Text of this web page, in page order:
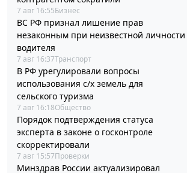
7 авг 16:55Бизнес
ВС РФ признал лишение прав
незаконным при неизвестной личности
водителя
7 авг 16:37Транспорт
В РФ урегулировали вопросы
использования с/х земель для
сельского туризма
7 авг 16:18Общество
Порядок подтверждения статуса
эксперта в законе о госконтроле
скорректировали
7 авг 15:57Проверки
Минздрав России актуализировал